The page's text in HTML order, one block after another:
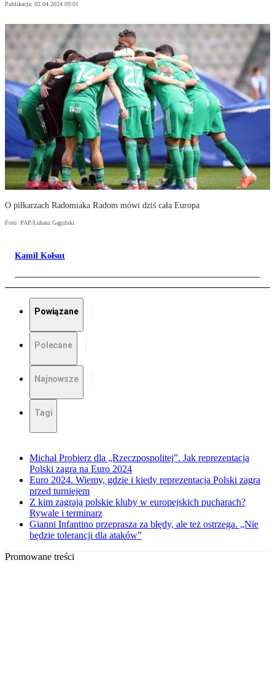
Publikacja: 02.04.2024 09:01
O piłkarzach Radomiaka Radom mówi dziś cała Europa
Foto: PAP/Łukasz Gągulski
Kamil Kołsut
Powiązane
Polecane
Najnowsze
Tagi
Michał Probierz dla „Rzeczpospolitej”. Jak reprezentacja
Polski zagra na Euro 2024
Euro 2024. Wiemy, gdzie i kiedy reprezentacja Polski zagra
przed turniejem
Z kim zagrają polskie kluby w europejskich pucharach?
Rywale i terminarz
Gianni Infantino przeprasza za błędy, ale też ostrzega. „Nie
będzie tolerancji dla ataków”
Promowane treści